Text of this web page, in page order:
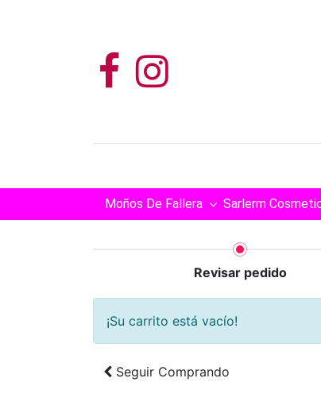
Moños De Fallera Sarlerm
Revisar pedido
¡Su carrito está vacío!
Seguir Comprando